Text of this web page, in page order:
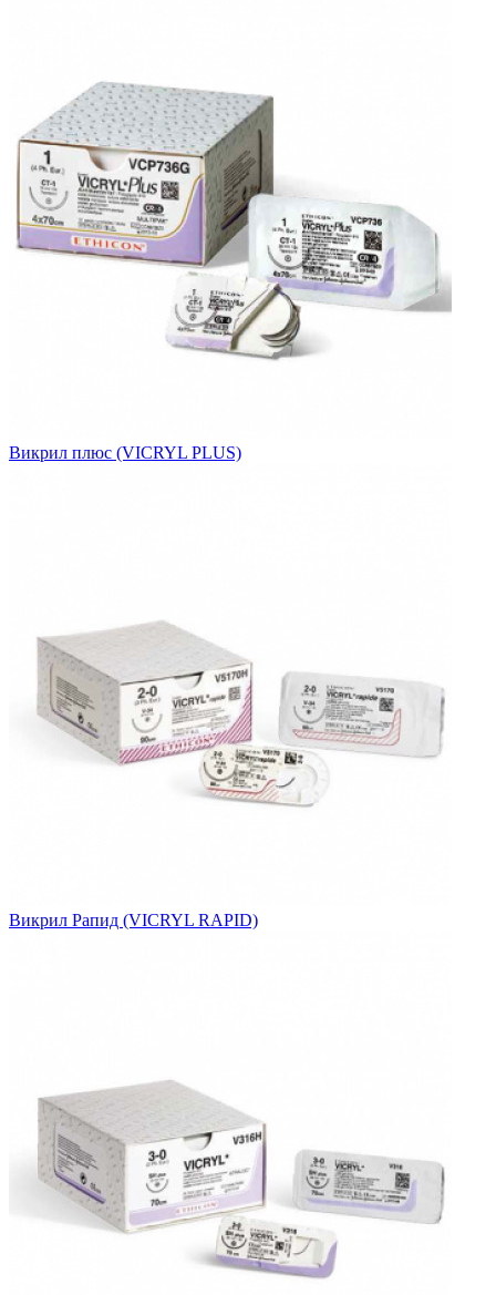
Викрил плюс (VICRYL PLUS)
Викрил Рапид (VICRYL RAPID)